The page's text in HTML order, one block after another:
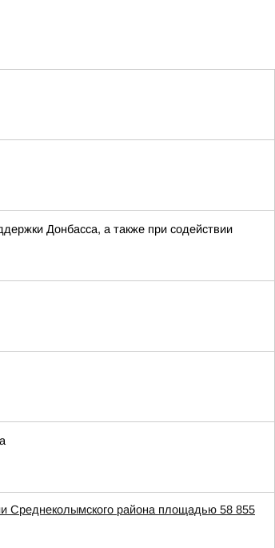
Донбасса, а также при содействии
Среднеколымского района площадью 58 855